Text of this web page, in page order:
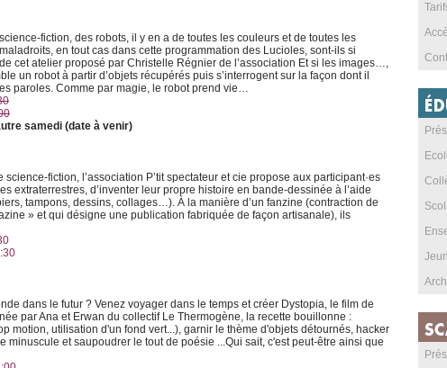
fiction, des robots, il y en a de toutes les couleurs et de toutes les
en tout cas dans cette programmation des Lucioles, sont-ils si
cet atelier proposé par Christelle Régnier de l’association Et si les images…,
un robot à partir d’objets récupérés puis s’interrogent sur la façon dont il
paroles. Comme par magie, le robot prend vie…
samedi (date à venir)
science-fiction, l’association P’tit spectateur et cie propose aux participant·es
extraterrestres, d’inventer leur propre histoire en bande-dessinée à l’aide
tampons, dessins, collages…). À la manière d’un fanzine (contraction de
» et qui désigne une publication fabriquée de façon artisanale), ils
dans le futur ? Venez voyager dans le temps et créer Dystopia, le film de
par Ana et Erwan du collectif Le Thermogène, la recette bouillonne :
motion, utilisation d'un fond vert...), garnir le thème d'objets détournés, hacker
minuscule et saupoudrer le tout de poésie ...Qui sait, c'est peut-être ainsi que